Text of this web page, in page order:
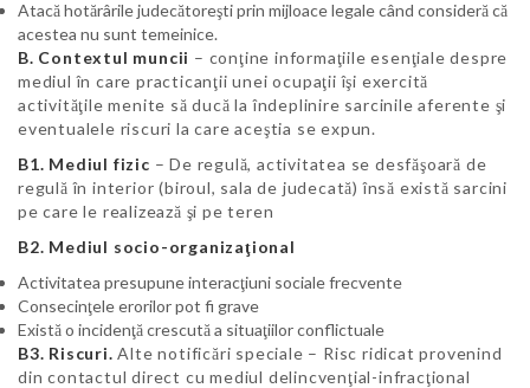
Atacă hotărârile judecătoreşti prin mijloace legale când consideră că
acestea nu sunt temeinice.
B. Contextul muncii – conţine informaţiile esenţiale despre
mediul în care practicanţii unei ocupaţii îşi exercită
activităţile menite să ducă la îndeplinire sarcinile aferente şi
eventualele riscuri la care aceştia se expun.
B1. Mediul fizic – De regulă, activitatea se desfăşoară de
regulă în interior (biroul, sala de judecată) însă există sarcini
pe care le realizează şi pe teren
B2. Mediul socio-organizaţional
Activitatea presupune interacţiuni sociale frecvente
Consecinţele erorilor pot fi grave
Există o incidenţă crescută a situaţiilor conflictuale
B3. Riscuri. Alte notificări speciale – Risc ridicat provenind
din contactul direct cu mediul delincvenţial-infracţional